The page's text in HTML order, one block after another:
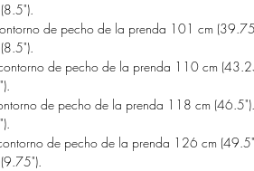
de pecho de la prenda 101 cm
de pecho de la prenda 110 cm
de pecho de la prenda 118 cm
de pecho de la prenda 126 cm